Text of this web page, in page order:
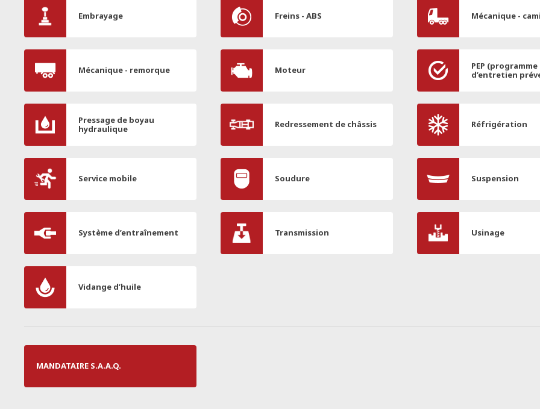
Embrayage Freins - ABS Mécanique -
Mécanique - remorque Moteur
PEP (programme
d’entretien
Pressage de boyau
hydraulique
Redressement de châssis Réfrigération
Service mobile Soudure Suspension
Système d’entraînement Transmission Usinage
Vidange d’huile
MANDATAIRE S.A.A.Q.